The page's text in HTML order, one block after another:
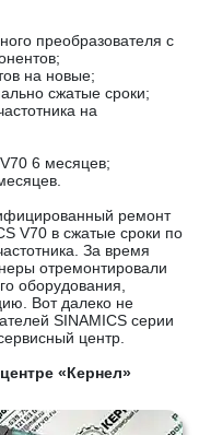
преобразователя с
на новые;
сжатые сроки;
на
6 месяцев;
ремонт
V70 в сжатые сроки по
За время
отремонтировали
оборудования,
Вот далеко не
SINAMICS серии
центр.
«Кернел»